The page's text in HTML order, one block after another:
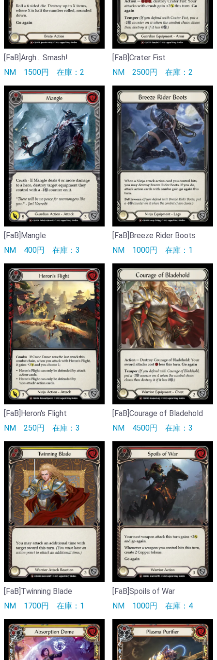
[FaB]Argh... Smash!
NM 1500円 在庫：2
[FaB]Crater Fist
NM 2500円 在庫：2
[FaB]Mangle
NM 400円 在庫：3
[FaB]Breeze Rider Boots
NM 1000円 在庫：1
[FaB]Heron's Flight
NM 250円 在庫：3
[FaB]Courage of Bladehold
NM 4500円 在庫：3
[FaB]Twinning Blade
NM 1700円 在庫：1
[FaB]Spoils of War
NM 1000円 在庫：4